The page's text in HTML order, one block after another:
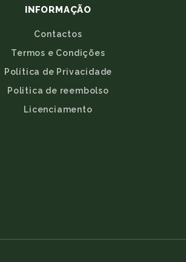
INFORMAÇÃO
Contactos
Termos e Condições
Política de Privacidade
Politica de reembolso
Licenciamento